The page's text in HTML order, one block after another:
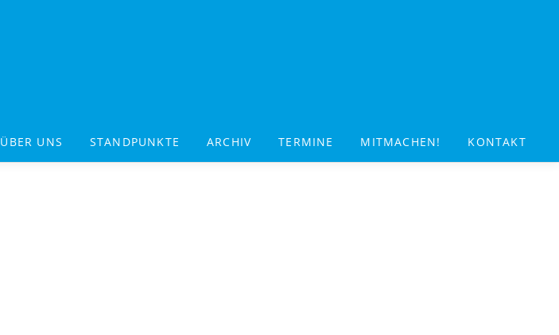
ÜBER UNS STANDPUNKTE ARCHIV TERMINE MITMACHEN! KONTAKT